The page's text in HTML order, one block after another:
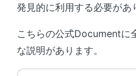
発見的に利用する必要があ
こちらの公式Documentに
な説明があります。